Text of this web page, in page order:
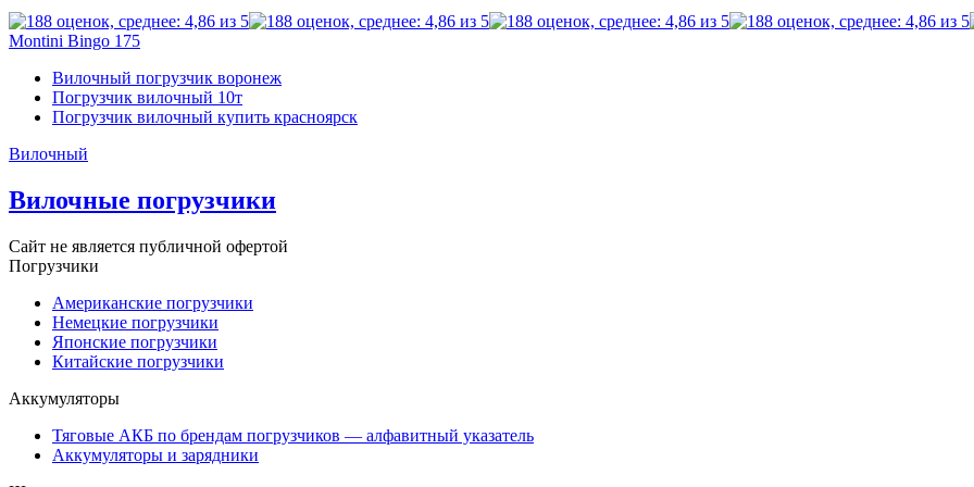
Montini Bingo 175
Вилочный погрузчик воронеж
Погрузчик вилочный 10т
Погрузчик вилочный купить красноярск
Вилочный
Вилочные погрузчики
Сайт не является публичной офертой
Погрузчики
Американские погрузчики
Немецкие погрузчики
Японские погрузчики
Китайские погрузчики
Аккумуляторы
Тяговые АКБ по брендам погрузчиков — алфавитный указатель
Аккумуляторы и зарядники